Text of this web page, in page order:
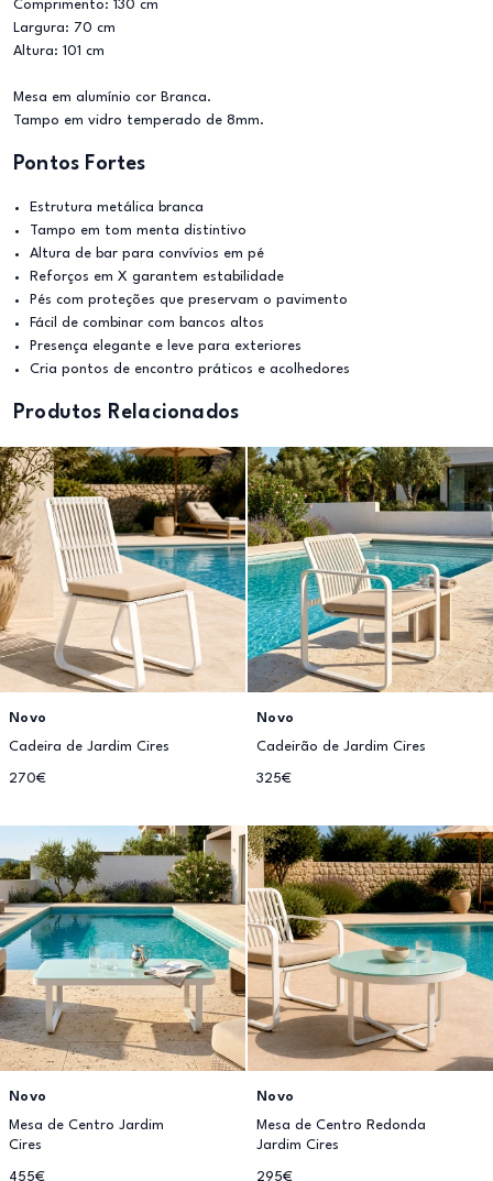
Comprimento: 130 cm
Largura: 70 cm
Altura: 101 cm
Mesa em alumínio cor Branca.
Tampo em vidro temperado de 8mm.
Pontos Fortes
Estrutura metálica branca
Tampo em tom menta distintivo
Altura de bar para convívios em pé
Reforços em X garantem estabilidade
Pés com proteções que preservam o pavimento
Fácil de combinar com bancos altos
Presença elegante e leve para exteriores
Cria pontos de encontro práticos e acolhedores
Produtos Relacionados
Novo
Cadeira de Jardim Cires
270€
Novo
Cadeirão de Jardim Cires
325€
Novo
Mesa de Centro Jardim
Cires
455€
Novo
Mesa de Centro Redonda
Jardim Cires
295€